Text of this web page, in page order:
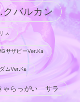
バルカン
ス
サザビーVer.Ka
ムVer.Ka
ゃらっがい サラ